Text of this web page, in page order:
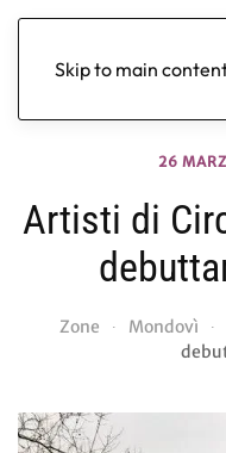
Skip to main
26
Artisti di
Zone Mondovì